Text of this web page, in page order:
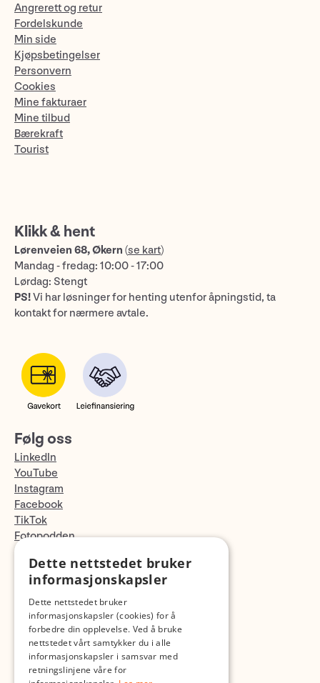
Angrerett og retur
Fordelskunde
Min side
Kjøpsbetingelser
Personvern
Cookies
Mine fakturaer
Mine tilbud
Bærekraft
Tourist
Klikk & hent
Lørenveien 68, Økern (se kart)
Mandag - fredag: 10:00 - 17:00
Lørdag: Stengt
PS!Vi har løsninger for henting utenfor åpningstid, ta
kontakt for nærmere avtale.
Følg oss
LinkedIn
YouTube
Instagram
Facebook
TikTok
Fotopodden
Med forbehold om skrive- og lagerfeil
Dette nettstedet bruker
informasjonskapsler
Dette nettstedet bruker
informasjonskapsler (cookies) for å
forbedre din opplevelse. Ved å bruke
nettstedet vårt samtykker du i alle
informasjonskapsler i samsvar med
retningslinjene våre for